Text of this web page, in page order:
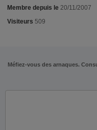
Membre depuis le 20/11/2007
Visiteurs 509
Méfiez-vous des arnaques.